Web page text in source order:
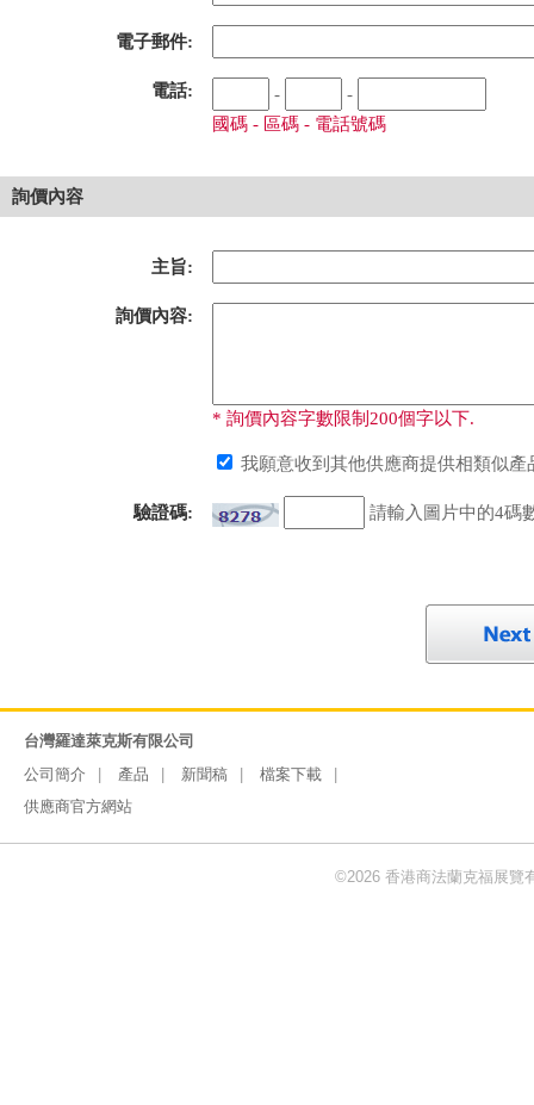
電子郵件:
電話: -
-
國碼 - 區碼 - 電話號碼
詢價內容
主旨:
詢價內容:
* 詢價內容字數限制200個字以下.
我願意收到其他供應商提供相類似產
驗證碼: 請輸入圖片中的4碼
台灣羅達萊克斯有限公司
公司簡介
產品 新聞稿
檔案下載
供應商官方網站
©2026 香港商法蘭克福展覽